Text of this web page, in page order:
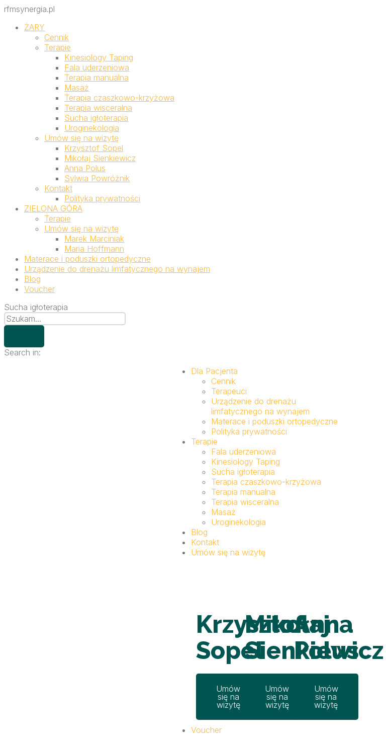
rfmsynergia.pl
ŻARY
Cennik
Terapie
Kinesiology Taping
Fala uderzeniowa
Terapia manualna
Masaż
Terapia czaszkowo-krzyżowa
Terapia wisceralna
Sucha igłoterapia
Uroginekologia
Umów się na wizytę
Krzysztof Sopel
Mikołaj Sienkiewicz
Anna Polus
Sylwia Powróżnik
Kontakt
Polityka prywatności
ZIELONA GÓRA
Terapie
Umów się na wizytę
Marek Marciniak
Maria Hoffmann
Materace i poduszki ortopedyczne
Urządzenie do drenażu limfatycznego na wynajem
Blog
Voucher
Sucha igłoterapia
Search in:
Dla Pacjenta
Cennik
Terapeuci
Urządzenie do drenażu
limfatycznego na wynajem
Materace i poduszki ortopedyczne
Polityka prywatności
Terapie
Fala uderzeniowa
Kinesiology Taping
Sucha igłoterapia
Terapia czaszkowo-krzyżowa
Terapia manualna
Terapia wisceralna
Masaż
Uroginekologia
Blog
Kontakt
Umów się na wizytę
Krzysztof
Sopel
Umów
się na
wizytę
Mikołaj
Sienkiewicz
Umów
się na
wizytę
Anna
Polus
Umów
się na
wizytę
Voucher